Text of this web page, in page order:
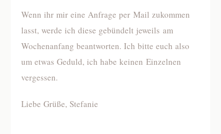
Wenn ihr mir eine Anfrage per Mail zukommen
lasst, werde ich diese gebündelt jeweils am
Wochenanfang beantworten. Ich bitte euch also
um etwas Geduld, ich habe keinen Einzelnen
vergessen.
Liebe Grüße, Stefanie